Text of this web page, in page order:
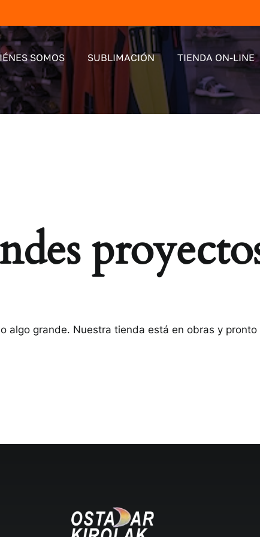
SOMOS SUBLIMACIÓN TIENDA ON-LINE
algo grande. Nuestra tienda está en obras y